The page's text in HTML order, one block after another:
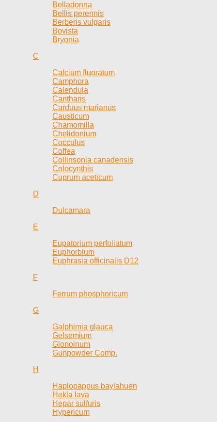
Belladonna
Bellis perennis
Berberis vulgaris
Bovista
Bryonia
C
Calcium fluoratum
Camphora
Calendula
Cantharis
Carduus marianus
Causticum
Chamomilla
Chelidonium
Cocculus
Coffea
Collinsonia canadensis
Colocynthis
Cuprum aceticum
D
Dulcamara
E
Eupatorium perfoliatum
Euphorbium
Euphrasia officinalis D12
F
Ferrum phosphoricum
G
Galphimia glauca
Gelsemium
Glonoinum
Gunpowder Comp.
H
Haplopappus baylahuen
Hekla lava
Hepar sulfuris
Hypericum